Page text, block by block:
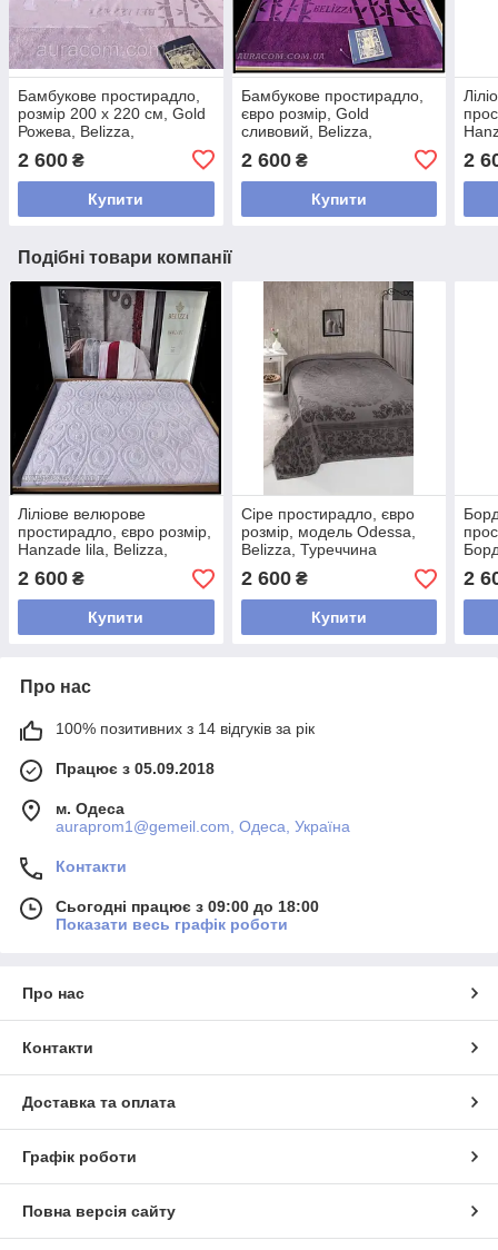
Бамбукове простирадло,
розмір 200 х 220 см, Gold
Рожева, Belizza,
2 600 ₴
Купити
Бамбукове простирадло,
євро розмір, Gold
сливовий, Belizza,
2 600₴
Купити
2
Подібні товари компанії
Ліліове велюрове
простирадло, євро розмір,
Hanzade lila, Belizza,
Туреччина
2 600 ₴
Купити
Сіре простирадло, євро
розмір, модель Odessa,
Belizza, Туреччина
2 600₴
Купити
2
Про нас
100% позитивних з 14 відгуків за рік
Працює з 05.09.2018
м. Одеса
auraprom1@gemeil.com, Одеса, Україна
Контакти
Сьогодні працює з 09:00 до 18:00
Показати весь графік роботи
Про нас
Контакти
Доставка та оплата
Графік роботи
Повна версія сайту